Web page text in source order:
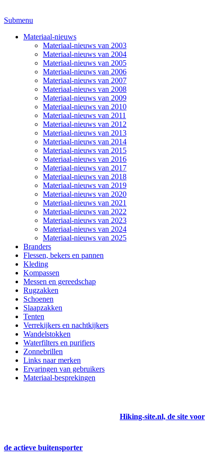
Submenu
Materiaal-nieuws
Materiaal-nieuws van 2003
Materiaal-nieuws van 2004
Materiaal-nieuws van 2005
Materiaal-nieuws van 2006
Materiaal-nieuws van 2007
Materiaal-nieuws van 2008
Materiaal-nieuws van 2009
Materiaal-nieuws van 2010
Materiaal-nieuws van 2011
Materiaal-nieuws van 2012
Materiaal-nieuws van 2013
Materiaal-nieuws van 2014
Materiaal-nieuws van 2015
Materiaal-nieuws van 2016
Materiaal-nieuws van 2017
Materiaal-nieuws van 2018
Materiaal-nieuws van 2019
Materiaal-nieuws van 2020
Materiaal-nieuws van 2021
Materiaal-nieuws van 2022
Materiaal-nieuws van 2023
Materiaal-nieuws van 2024
Materiaal-nieuws van 2025
Branders
Flessen, bekers en pannen
Kleding
Kompassen
Messen en gereedschap
Rugzakken
Schoenen
Slaapzakken
Tenten
Verrekijkers en nachtkijkers
Wandelstokken
Waterfilters en purifiers
Zonnebrillen
Links naar merken
Ervaringen van gebruikers
Materiaal-besprekingen
Hiking-site.nl, de site voor
de actieve buitensporter